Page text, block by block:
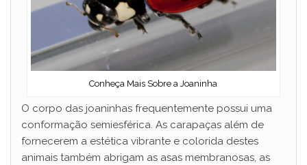
d
e
o
Conheça Mais Sobre a Joaninha
O corpo das joaninhas frequentemente possui uma
conformação semiesférica. As carapaças além de
fornecerem a estética vibrante e colorida destes
animais também abrigam as asas membranosas, as